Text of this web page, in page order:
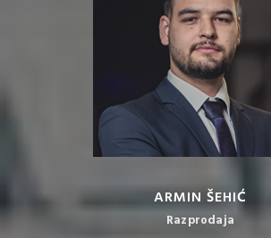
ARMIN ŠEHIĆ
Razprodaja